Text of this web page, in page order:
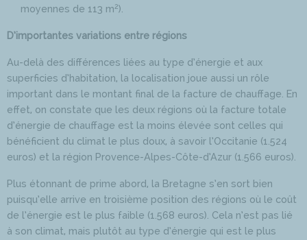
moyennes de 113 m2).
D’importantes variations entre régions
Au-delà des différences liées au type d’énergie et aux
superficies d’habitation, la localisation joue aussi un rôle
important dans le montant final de la facture de chauffage. En
effet, on constate que les deux régions où la facture totale
d’énergie de chauffage est la moins élevée sont celles qui
bénéficient du climat le plus doux, à savoir l’Occitanie (1.524
euros) et la région Provence-Alpes-Côte-d’Azur (1.566 euros).
Plus étonnant de prime abord, la Bretagne s’en sort bien
puisqu’elle arrive en troisième position des régions où le coût
de l’énergie est le plus faible (1.568 euros). Cela n’est pas lié
à son climat, mais plutôt au type d’énergie qui est le plus